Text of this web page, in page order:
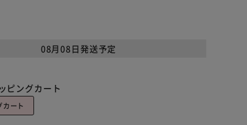
08月08日発送予定
ピングカート
カート